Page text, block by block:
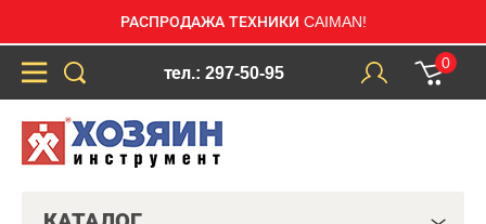
РАСПРОДАЖА ТЕХНИКИ CAIMAN!
тел.: 297-50-95
0